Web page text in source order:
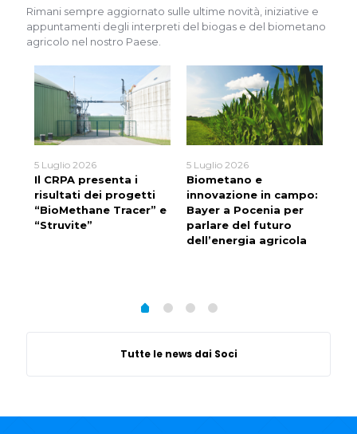
Rimani sempre aggiornato sulle ultime novità, iniziative e
appuntamenti degli interpreti del biogas e del biometano
agricolo nel nostro Paese.
5 Luglio 2026
Il CRPA presenta i
risultati dei progetti
“BioMethane Tracer” e
“Struvite”
5 Luglio 2026
Biometano e
innovazione in campo:
Bayer a Pocenia per
parlare del futuro
dell’energia agricola
Tutte le news dai Soci